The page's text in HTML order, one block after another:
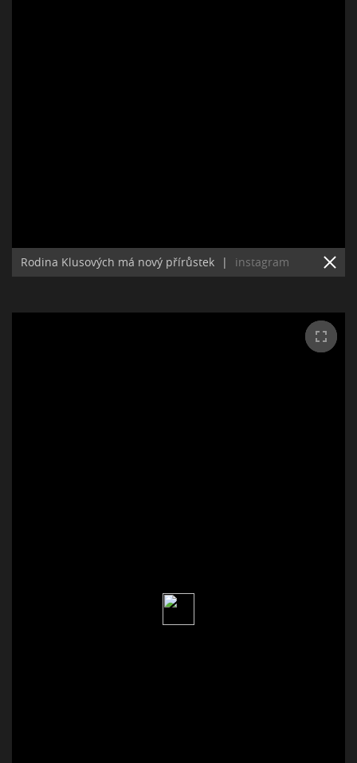
Rodina Klusových má nový přírůstek | instagram